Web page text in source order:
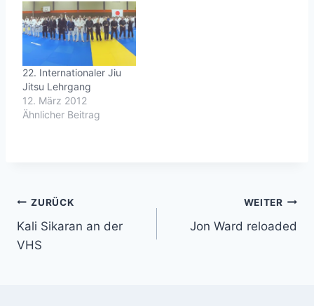
nun statt und gehört zu
den am besten
organisierten und
betreuten Budo-
Lehrgängen, die ich
bisher besuchen
durfte.Die Liste der
Referenten war auch in
diesem Jahr…
22. Internationaler Jiu
Jitsu Lehrgang
12. März 2012
Ähnlicher Beitrag
Beitragsnavigation
ZURÜCK
Kali Sikaran an der
VHS
WEITER
Jon Ward reloaded